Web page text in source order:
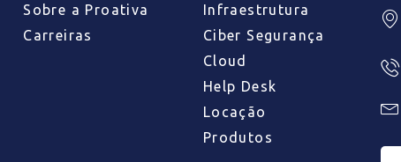
Sobre a Proativa
Carreiras
Infraestrutura
Ciber Segurança
Cloud
Help Desk
Locação
Produtos